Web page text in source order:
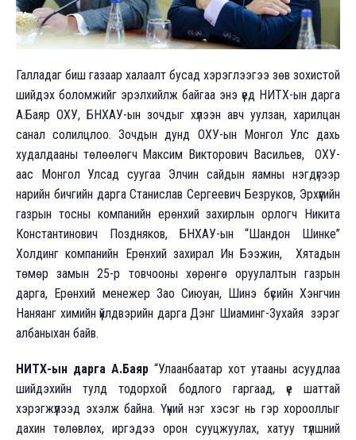
Галладаг биш газаар халаалт бусад хэрэглээгээ зөв зохистой
шийдэх боломжийг эрэлхийлж байгаа энэ үед НИТХ-ын дарга
А.Баяр ОХУ, БНХАУ-ын зочдыг хүлээн авч уулзан, харилцан
санал солилцлоо. Зочдын дунд ОХУ-ын Монгол Улс дахь
худалдааны төлөөлөгч Максим Викторович Васильев, ОХУ-
аас Монгол Улсад суугаа Элчин сайдын яамны нэгдүгээр
нарийн бичгийн дарга Станислав Сергеевич Безруков, Эрхүүгийн
газрын тосны компанийн ерөнхий захирлын орлогч Никита
Константинович Поздняков, БНХАУ-ын “Шандон Шинке”
Холдинг компанийн Ерөнхий захирал Ин Бээжин, Хятадын
төмөр замын 25-р товчооны хөрөнгө оруулалтын газрын
дарга, Ерөнхий менежер Зао Сиюуан, Шинэ бүсийн Хэнгчин
Наняанг химийн үйлдвэрийн дарга Дэнг Шиаминг-Зухайя зэрэг
албаныхан байв.
НИТХ-ын дарга А.Баяр “Улаанбаатар хот утааны асуудлаа
шийдэхийн тулд тодорхой бодлого гаргаад, үе шаттай
хэрэгжүүлээд эхэлж байна. Үүний нэг хэсэг нь гэр хорооллыг
дахин төлөвлөх, иргэдээ орон сууцжуулах, хатуу түлшний